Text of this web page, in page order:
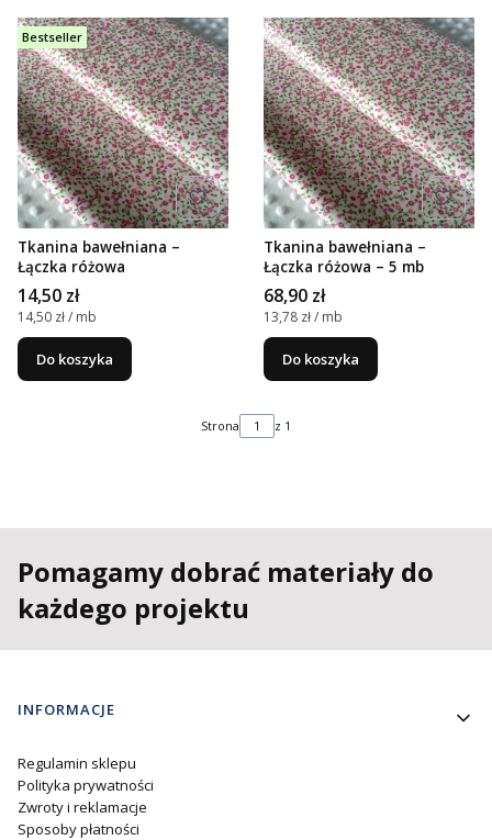
Bestseller
Tkanina bawełniana –
Łączka różowa
Cena
14,50 zł
Cena jednostkowa
14,50 zł / mb
Do koszyka
Tkanina bawełniana –
Łączka różowa – 5 mb
Cena
68,90 zł
Cena jednostkowa
13,78 zł / mb
Do koszyka
Strona z 1
Pomagamy dobrać materiały do
każdego projektu
Linki w stopce
INFORMACJE
Regulamin sklepu
Polityka prywatności
Zwroty i reklamacje
Sposoby płatności